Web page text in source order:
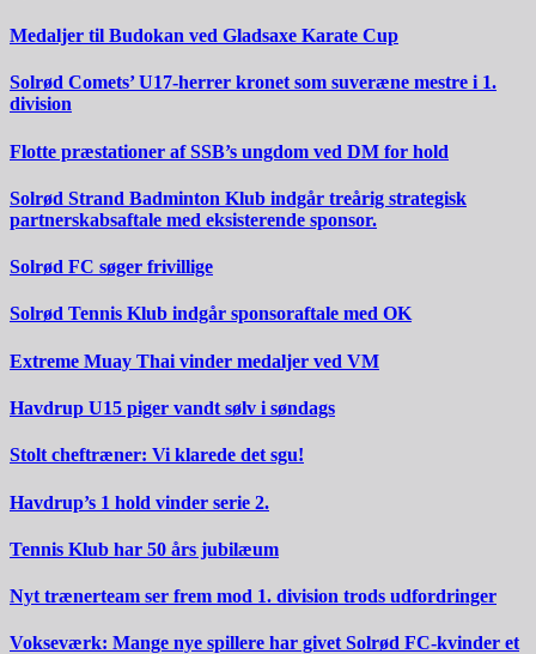
Medaljer til Budokan ved Gladsaxe Karate Cup
Solrød Comets’ U17-herrer kronet som suveræne mestre i 1.
division
Flotte præstationer af SSB’s ungdom ved DM for hold
Solrød Strand Badminton Klub indgår treårig strategisk
partnerskabsaftale med eksisterende sponsor.
Solrød FC søger frivillige
Solrød Tennis Klub indgår sponsoraftale med OK
Extreme Muay Thai vinder medaljer ved VM
Havdrup U15 piger vandt sølv i søndags
Stolt cheftræner: Vi klarede det sgu!
Havdrup’s 1 hold vinder serie 2.
Tennis Klub har 50 års jubilæum
Nyt trænerteam ser frem mod 1. division trods udfordringer
Vokseværk: Mange nye spillere har givet Solrød FC-kvinder et